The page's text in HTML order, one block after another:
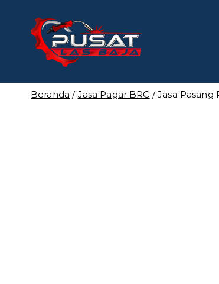
Beranda / Jasa Pagar BRC / Jasa Pasang